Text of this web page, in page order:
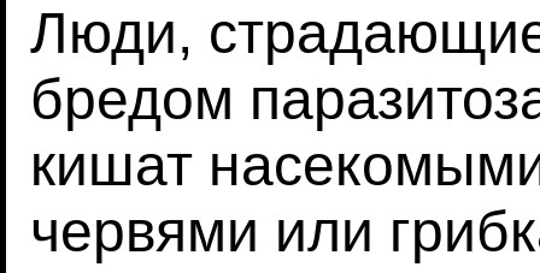
Люди,
бредом
кишат
червями или